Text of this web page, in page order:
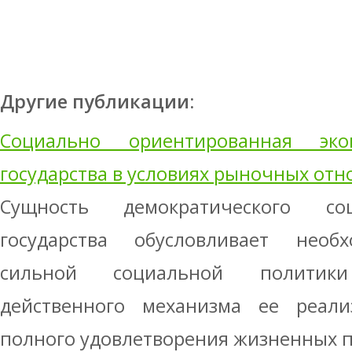
Другие публикации:
Социально ориентированная
государства в условиях рыночных
Сущность демократического
государства обусловливает
сильной социальной
действенного механизма ее
полного удовлетворения жизненных